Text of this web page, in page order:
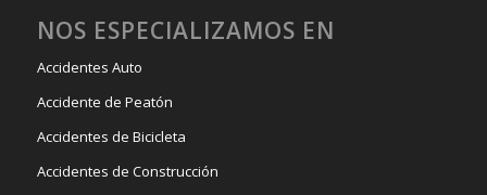
NOS ESPECIALIZAMOS EN
Accidentes Auto
Accidente de Peatón
Accidentes de Bicicleta
Accidentes de Construcción